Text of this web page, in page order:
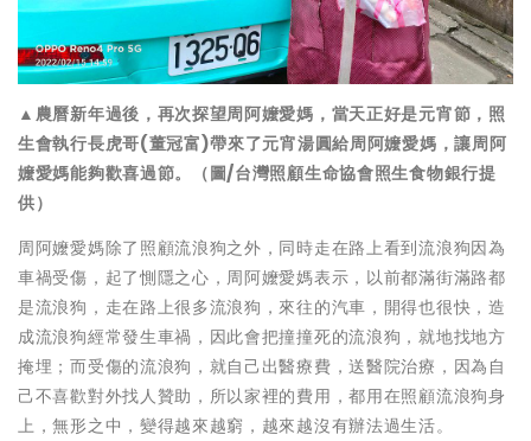
▲農曆新年過後，再次探望周阿嬤愛媽，當天正好是元宵節，照
生會執行長虎哥(董冠富)帶來了元宵湯圓給周阿嬤愛媽，讓周阿
嬤愛媽能夠歡喜過節。（圖/台灣照顧生命協會照生食物銀行提
供）
周阿嬤愛媽除了照顧流浪狗之外，同時走在路上看到流浪狗因為
車禍受傷，起了惻隱之心，周阿嬤愛媽表示，以前都滿街滿路都
是流浪狗，走在路上很多流浪狗，來往的汽車，開得也很快，造
成流浪狗經常發生車禍，因此會把撞撞死的流浪狗，就地找地方
掩埋；而受傷的流浪狗，就自己出醫療費，送醫院治療，因為自
己不喜歡對外找人贊助，所以家裡的費用，都用在照顧流浪狗身
上，無形之中，變得越來越窮，越來越沒有辦法過生活。